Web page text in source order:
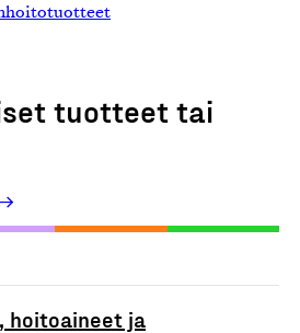
tuotteet tai
hoitoaineet ja